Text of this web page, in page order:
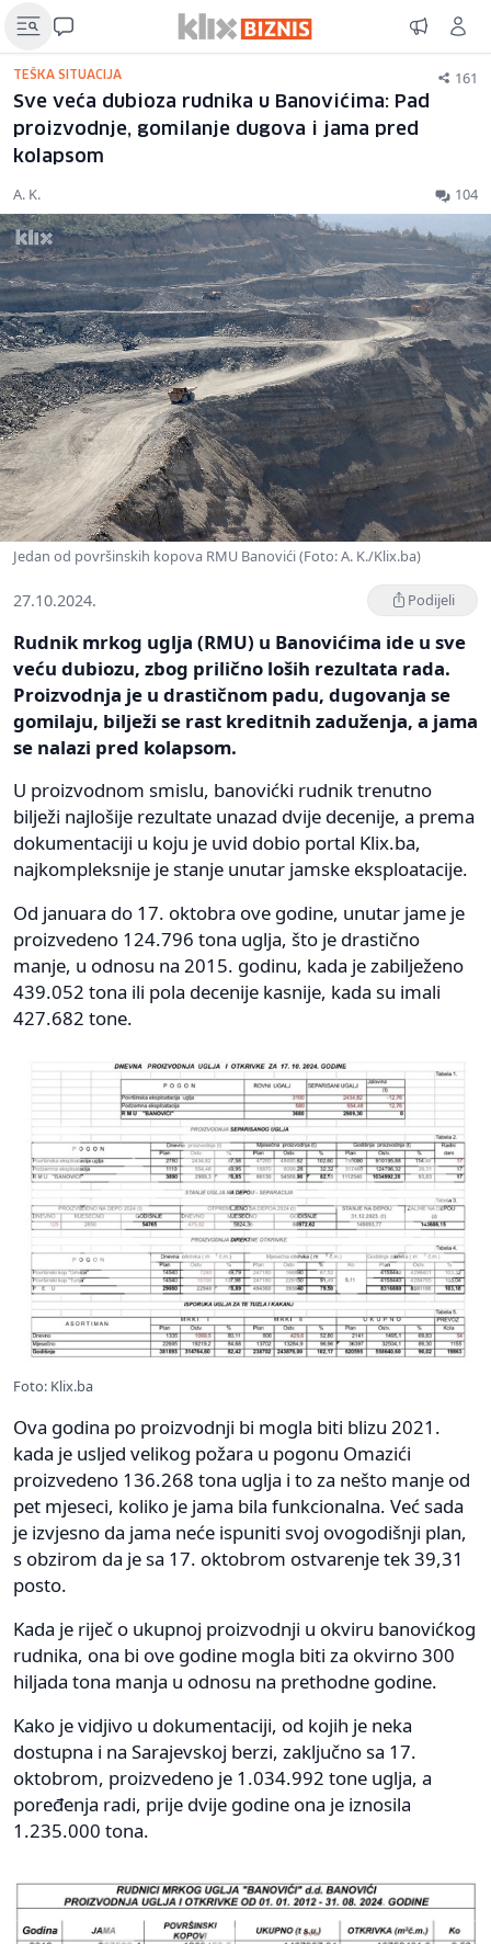
TEŠKA SITUACIJA 161
Sve veća dubioza rudnika u Banovićima: Pad
proizvodnje, gomilanje dugova i jama pred
kolapsom
A. K. 104
Jedan od površinskih kopova RMU Banovići (Foto: A. K./Klix.ba)
27.10.2024. Podijeli
Rudnik mrkog uglja (RMU) u Banovićima ide u sve
veću dubiozu, zbog prilično loših rezultata rada.
Proizvodnja je u drastičnom padu, dugovanja se
gomilaju, bilježi se rast kreditnih zaduženja, a jama
se nalazi pred kolapsom.
U proizvodnom smislu, banovićki rudnik trenutno
bilježi najlošije rezultate unazad dvije decenije, a prema
dokumentaciji u koju je uvid dobio portal Klix.ba,
najkompleksnije je stanje unutar jamske eksploatacije.
Od januara do 17. oktobra ove godine, unutar jame je
proizvedeno 124.796 tona uglja, što je drastično
manje, u odnosu na 2015. godinu, kada je zabilježeno
439.052 tona ili pola decenije kasnije, kada su imali
427.682 tone.
Foto: Klix.ba
Ova godina po proizvodnji bi mogla biti blizu 2021.
kada je usljed velikog požara u pogonu Omazići
proizvedeno 136.268 tona uglja i to za nešto manje od
pet mjeseci, koliko je jama bila funkcionalna. Već sada
je izvjesno da jama neće ispuniti svoj ovogodišnji plan,
s obzirom da je sa 17. oktobrom ostvarenje tek 39,31
posto.
Kada je riječ o ukupnoj proizvodnji u okviru banovićkog
rudnika, ona bi ove godine mogla biti za okvirno 300
hiljada tona manja u odnosu na prethodne godine.
Kako je vidjivo u dokumentaciji, od kojih je neka
dostupna i na Sarajevskoj berzi, zaključno sa 17.
oktobrom, proizvedeno je 1.034.992 tone uglja, a
poređenja radi, prije dvije godine ona je iznosila
1.235.000 tona.